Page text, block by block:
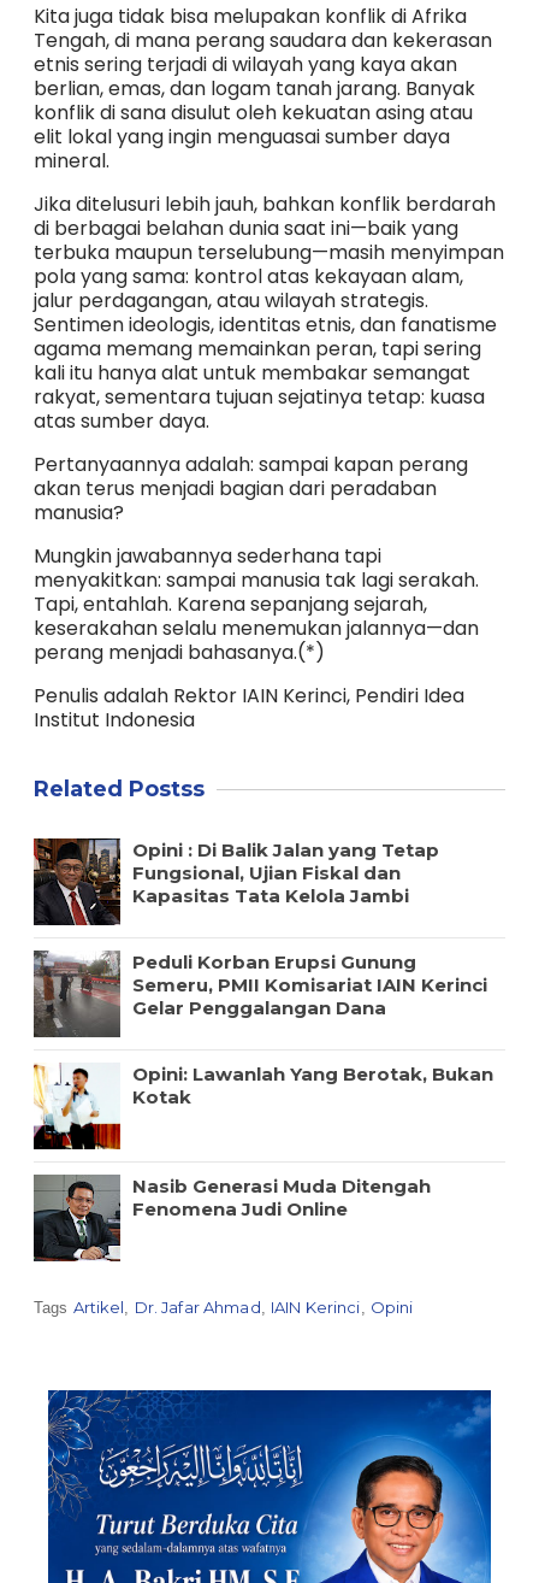
Kita juga tidak bisa melupakan konflik di Afrika
Tengah, di mana perang saudara dan kekerasan
etnis sering terjadi di wilayah yang kaya akan
berlian, emas, dan logam tanah jarang. Banyak
konflik di sana disulut oleh kekuatan asing atau
elit lokal yang ingin menguasai sumber daya
mineral.
Jika ditelusuri lebih jauh, bahkan konflik berdarah
di berbagai belahan dunia saat ini—baik yang
terbuka maupun terselubung—masih menyimpan
pola yang sama: kontrol atas kekayaan alam,
jalur perdagangan, atau wilayah strategis.
Sentimen ideologis, identitas etnis, dan fanatisme
agama memang memainkan peran, tapi sering
kali itu hanya alat untuk membakar semangat
rakyat, sementara tujuan sejatinya tetap: kuasa
atas sumber daya.
Pertanyaannya adalah: sampai kapan perang
akan terus menjadi bagian dari peradaban
manusia?
Mungkin jawabannya sederhana tapi
menyakitkan: sampai manusia tak lagi serakah.
Tapi, entahlah. Karena sepanjang sejarah,
keserakahan selalu menemukan jalannya—dan
perang menjadi bahasanya.(*)
Penulis adalah Rektor IAIN Kerinci, Pendiri Idea
Institut Indonesia
Related Postss
Opini : Di Balik Jalan yang Tetap
Fungsional, Ujian Fiskal dan
Kapasitas Tata Kelola Jambi
Peduli Korban Erupsi Gunung
Semeru, PMII Komisariat IAIN Kerinci
Gelar Penggalangan Dana
Opini: Lawanlah Yang Berotak, Bukan
Kotak
Nasib Generasi Muda Ditengah
Fenomena Judi Online
Tags Artikel, Dr. Jafar Ahmad, IAIN Kerinci, Opini